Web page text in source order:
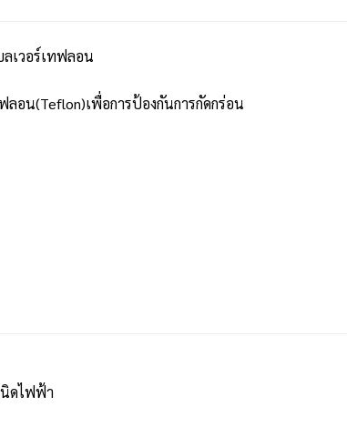
ลเวอร์เทฟลอน
ลอน(Teflon)เพื่อการป้องกันการกัดกร่อน
นิดไฟฟ้า